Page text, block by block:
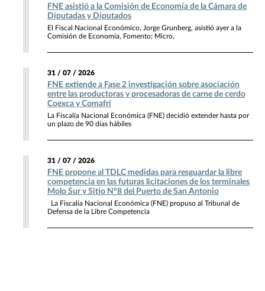
FNE asistió a la Comisión de Economía de la Cámara de
Diputadas y Diputados
El Fiscal Nacional Económico, Jorge Grunberg, asistió ayer a la
Comisión de Economía, Fomento; Micro,
31 / 07 / 2026
FNE extiende a Fase 2 investigación sobre asociación
entre las productoras y procesadoras de carne de cerdo
Coexca y Comafri
La Fiscalía Nacional Económica (FNE) decidió extender hasta por
un plazo de 90 días hábiles
31 / 07 / 2026
FNE propone al TDLC medidas para resguardar la libre
competencia en las futuras licitaciones de los terminales
Molo Sur y Sitio N°8 del Puerto de San Antonio
La Fiscalía Nacional Económica (FNE) propuso al Tribunal de
Defensa de la Libre Competencia